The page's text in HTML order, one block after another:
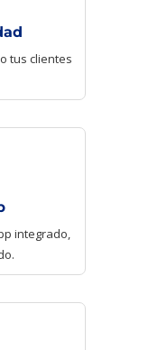
tus clientes
integrado,